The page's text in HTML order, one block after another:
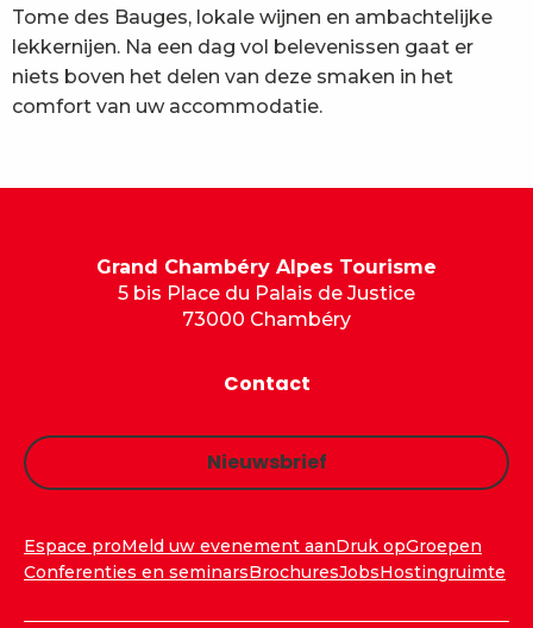
Tome des Bauges, lokale wijnen en ambachtelijke
lekkernijen. Na een dag vol belevenissen gaat er
niets boven het delen van deze smaken in het
comfort van uw accommodatie.
Grand Chambéry Alpes Tourisme
5 bis Place du Palais de Justice
73000 Chambéry
Contact
Nieuwsbrief
Espace proMeld uw evenement aanDruk opGroepen
Conferenties en seminarsBrochuresJobsHostingruimte